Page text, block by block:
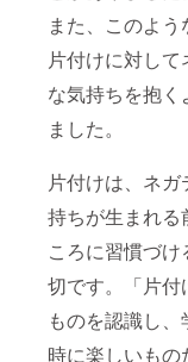
また、このよう
片付けに対し
な気持ちを抱く
ました。
片付けは、ネ
持ちが生まれる
ころに習慣づけ
切です。「片付
ものを認識し、
時に楽しいも